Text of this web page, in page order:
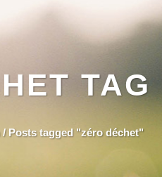
TAG
/ Posts tagged "zéro déchet"